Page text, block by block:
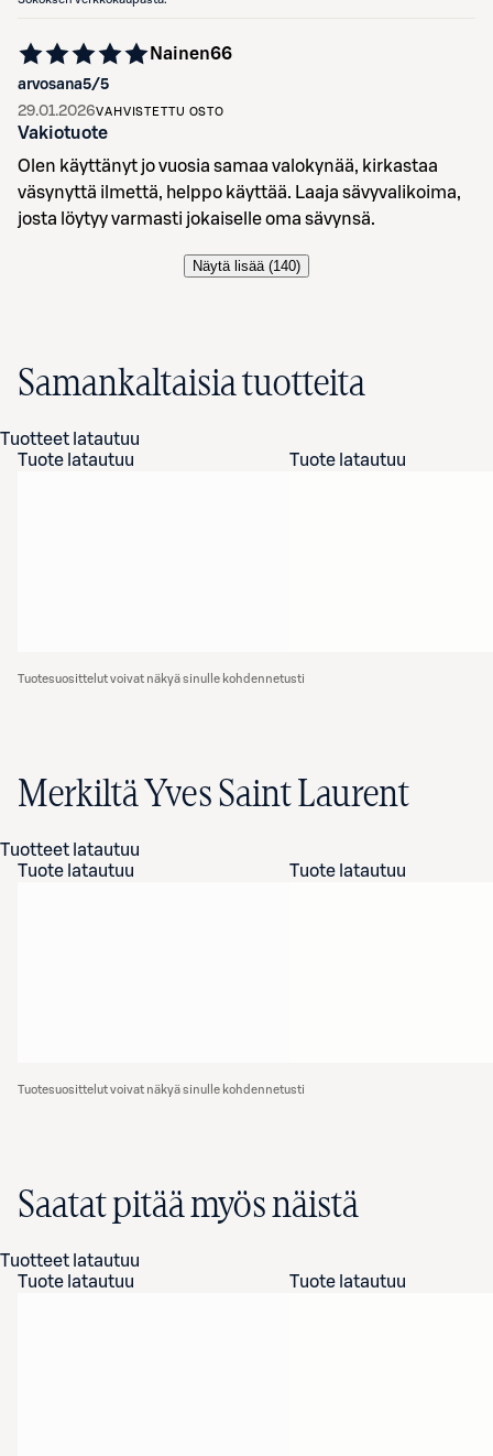
arvosana5/5
Nainen66
29.01.2026VAHVISTETTU OSTO
Vakiotuote
Olen käyttänyt jo vuosia samaa valokynää, kirkastaa
väsynyttä ilmettä, helppo käyttää. Laaja sävyvalikoima,
josta löytyy varmasti jokaiselle oma sävynsä.
Näytä lisää (140)
Samankaltaisia tuotteita
Tuotteet latautuu
Tuote latautuu
Tuote latautuu
Tuotesuosittelut voivat näkyä sinulle kohdennetusti
Merkiltä Yves Saint Laurent
Tuotteet latautuu
Tuote latautuu
Tuote latautuu
Tuotesuosittelut voivat näkyä sinulle kohdennetusti
Saatat pitää myös näistä
Tuotteet latautuu
Tuote latautuu
Tuote latautuu